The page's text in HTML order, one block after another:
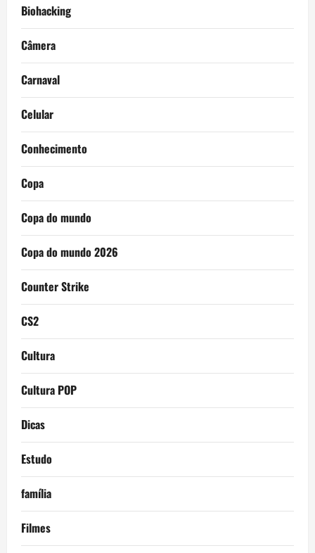
Biohacking
Câmera
Carnaval
Celular
Conhecimento
Copa
Copa do mundo
Copa do mundo 2026
Counter Strike
CS2
Cultura
Cultura POP
Dicas
Estudo
família
Filmes